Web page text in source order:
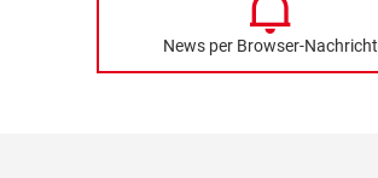
News per Browser-Nachricht